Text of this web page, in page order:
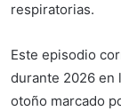
respiratorias.
Este episodio
durante 2026 en
otoño marcado